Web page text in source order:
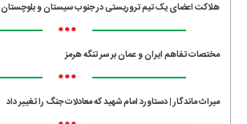
هلاکت اعضای یک تیم تروریستی در جنوب سیستان و بلوچستان
•••
مختصات تفاهم ایران و عمان بر سر تنگه هرمز
•••
میراث ماندگار | دستاورد امام شهید که معادلات جنگ را تغییر داد